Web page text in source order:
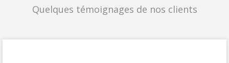
Quelques témoignages de nos clients